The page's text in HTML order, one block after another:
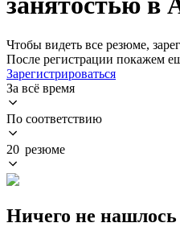
Чтобы видеть все резюме,
После регистрации покажем
Зарегистрироваться
За всё время
По соответствию
20 резюме
Ничего не нашлось